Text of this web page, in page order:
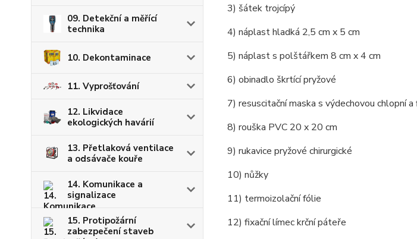
09. Detekční a měřící
technika
10. Dekontaminace
11. Vyprošťování
12. Likvidace
ekologických havárií
13. Přetlaková ventilace
a odsávače kouře
14. Komunikace a
signalizace
15. Protipožární
zabezpečení staveb
3) šátek trojcípý
4) náplast hladká 2,5 cm x
5) náplast s polštářkem 8 cm
6) obinadlo škrtící
7) resuscitační maska s výdechovou
8) rouška PVC 20 x 20
9) rukavice pryžové
10) nůžky
11) termoizolační
12) fixační límec krční